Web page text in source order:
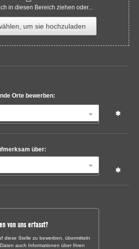
in diesen Bereich ziehen oder...
um sie hochzuladen
Orte bewerben:
über:
von uns erfasst?
diese Stelle zu bewerben, übermitteln
auch Informationen über Ihren